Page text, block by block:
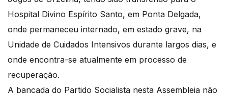
Hospital Divino Espírito Santo, em Ponta Delgada,
onde permaneceu internado, em estado grave, na
Unidade de Cuidados Intensivos durante largos dias, e
onde encontra-se atualmente em processo de
recuperação.
A bancada do Partido Socialista nesta Assembleia não